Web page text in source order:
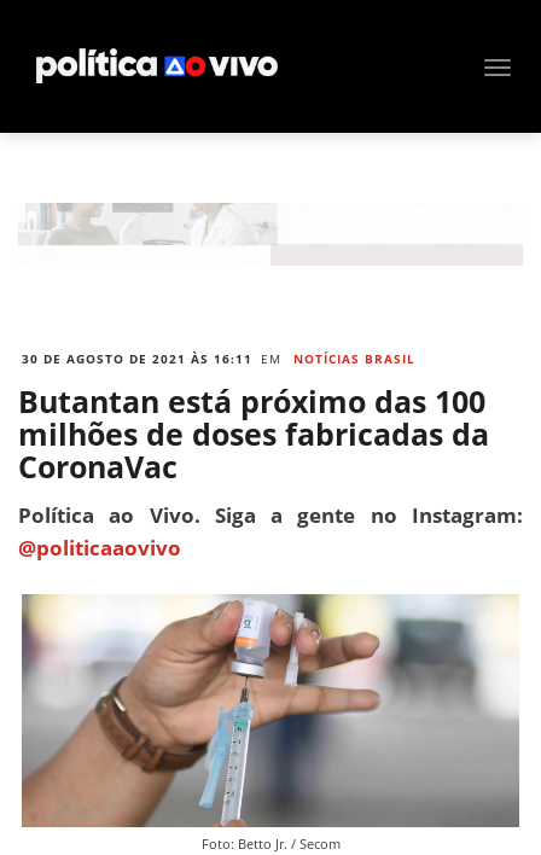
30 DE AGOSTO DE 2021 ÀS 16:11 EM NOTÍCIAS BRASIL
Butantan está próximo das 100
milhões de doses fabricadas da
CoronaVac
Política ao Vivo. Siga a gente no Instagram:
@politicaaovivo
Foto: Betto Jr. / Secom